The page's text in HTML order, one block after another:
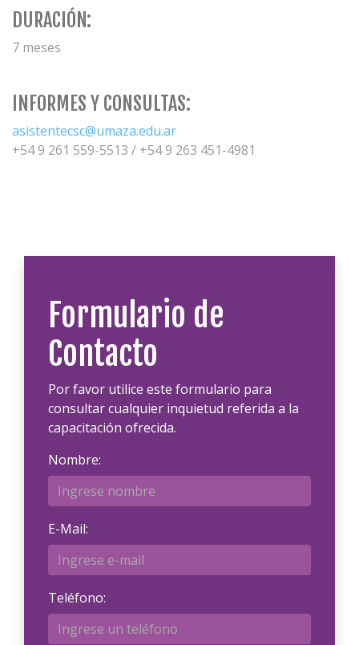
DURACIÓN:
7 meses
INFORMES Y CONSULTAS:
asistentecsc@umaza.edu.ar
+54 9 261 559-5513 / +54 9 263 451-4981
Formulario de
Contacto
Por favor utilice este formulario para
consultar cualquier inquietud referida a la
capacitación ofrecida.
Nombre:
E-Mail:
Teléfono: